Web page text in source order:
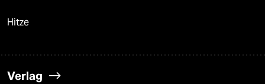
Hitze
Verlag